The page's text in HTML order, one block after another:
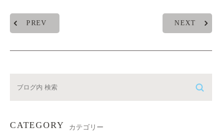
PREV NEXT
CATEGORY カテゴリー